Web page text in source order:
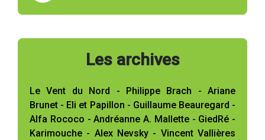
Les archives
Le Vent du Nord - Philippe Brach - Ariane
Brunet - Eli et Papillon - Guillaume Beauregard -
Alfa Rococo - Andréanne A. Mallette - GiedRé -
Karimouche - Alex Nevsky - Vincent Vallières